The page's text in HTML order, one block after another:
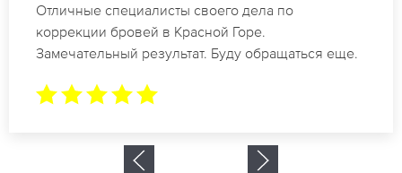
Спасибо огромное. Заказывала татуаж на
в Красной Горе. За 2 часа все было сделано.